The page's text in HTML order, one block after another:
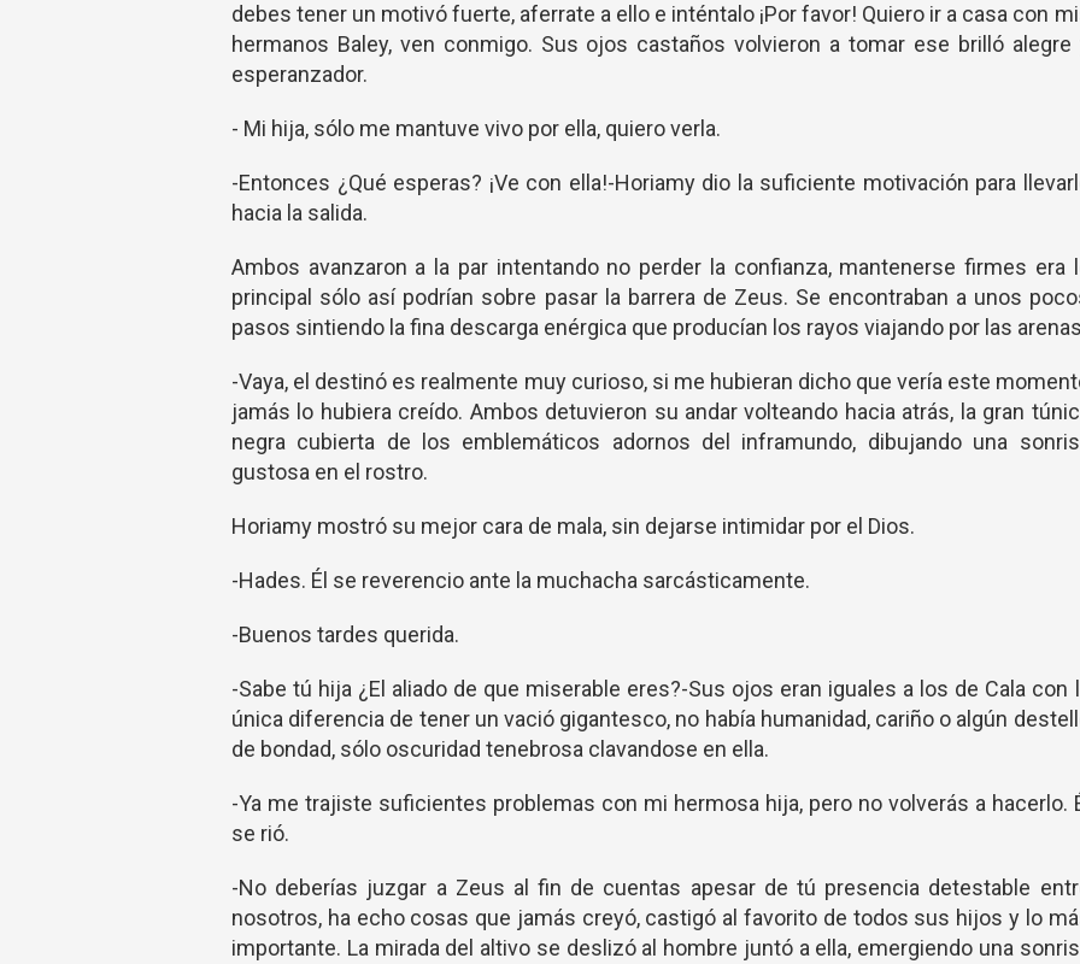
debes tener un motivó fuerte, aferrate a ello e inténtalo ¡Por favor! Quiero ir a casa con
hermanos Baley, ven conmigo. Sus ojos castaños volvieron a tomar ese brilló alegre
esperanzador.
- Mi hija, sólo me mantuve vivo por ella, quiero verla.
-Entonces ¿Qué esperas? ¡Ve con ella!-Horiamy dio la suficiente motivación para
hacia la salida.
Ambos avanzaron a la par intentando no perder la confianza, mantenerse firmes era
principal sólo así podrían sobre pasar la barrera de Zeus. Se encontraban a unos
pasos sintiendo la fina descarga enérgica que producían los rayos viajando por las
-Vaya, el destinó es realmente muy curioso, si me hubieran dicho que vería este
jamás lo hubiera creído. Ambos detuvieron su andar volteando hacia atrás, la gran
negra cubierta de los emblemáticos adornos del inframundo, dibujando una
gustosa en el rostro.
Horiamy mostró su mejor cara de mala, sin dejarse intimidar por el Dios.
-Hades. Él se reverencio ante la muchacha sarcásticamente.
-Buenos tardes querida.
-Sabe tú hija ¿El aliado de que miserable eres?-Sus ojos eran iguales a los de Cala con
única diferencia de tener un vació gigantesco, no había humanidad, cariño o algún
de bondad, sólo oscuridad tenebrosa clavandose en ella.
-Ya me trajiste suficientes problemas con mi hermosa hija, pero no volverás a hacerlo.
se rió.
-No deberías juzgar a Zeus al fin de cuentas apesar de tú presencia detestable
nosotros, ha echo cosas que jamás creyó, castigó al favorito de todos sus hijos y lo
importante. La mirada del altivo se deslizó al hombre juntó a ella, emergiendo una